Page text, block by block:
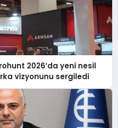
2026’da yeni nesil
vizyonunu sergiledi